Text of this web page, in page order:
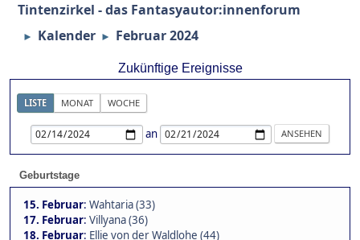
Tintenzirkel - das Fantasyautor:innenforum
► Kalender ► Februar 2024
Zukünftige Ereignisse
LISTE MONAT WOCHE
an
Geburtstage
15. Februar: Wahtaria (33)
17. Februar: Villyana (36)
18. Februar: Ellie von der Waldlohe (44)